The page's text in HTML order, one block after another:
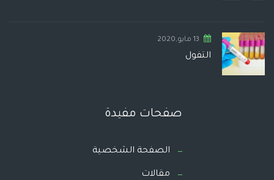
13 مايو,2020
التفول
صفحات مفيدة
الصفحة الشخصية
مقالات